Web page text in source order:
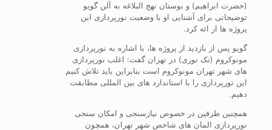
(حضرت ابراهیم) و بوستان نهج البلاغه به آلن گویو
توضیحاتی برای آشنایی او با وضعیت نورپردازی این
پروژه ها ار ائه کرد.
گویو پس از بازدید از پروژه ها، با اشاره به نورپردازی
مونوکروم (تک نوری) در تهران گفت: اغلب نورپردازی
های شهر تهران مونوکروم است بنابراین باید تلاش کنیم
این نورپردازی را با استاندارد های بین المللی مطابقت
دهیم.
همچنین طرفین در خصوص نیازسنجی و امکان سنجی
نورپردازی المان های شاخص شهر تهران، همچون